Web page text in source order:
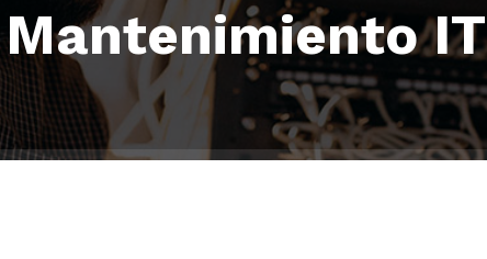
Mantenimiento IT